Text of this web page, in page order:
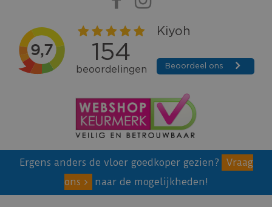
Ergens anders de vloer goedkoper gezien?
Vraag
ons
naar de mogelijkheden!